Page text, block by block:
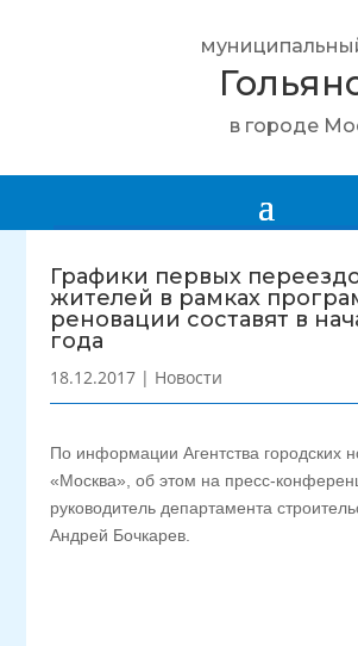
в городе
Графики первых
жителей в рамках
реновации составят в
года
18.12.2017 | Новости
По информации Агентства городских
«Москва», об этом на пресс-
руководитель департамента
Андрей Бочкарев.